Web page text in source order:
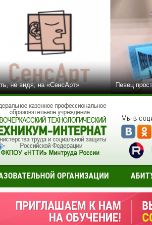
не видя, на «СенсАрт» Певец
Мы в
ОРГАНИЗАЦИИ
ПРИГЛАШАЕМ К НАМ
НА ОБУЧЕНИЕ!